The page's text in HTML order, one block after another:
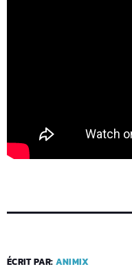
ÉCRIT PAR: ANIMIX